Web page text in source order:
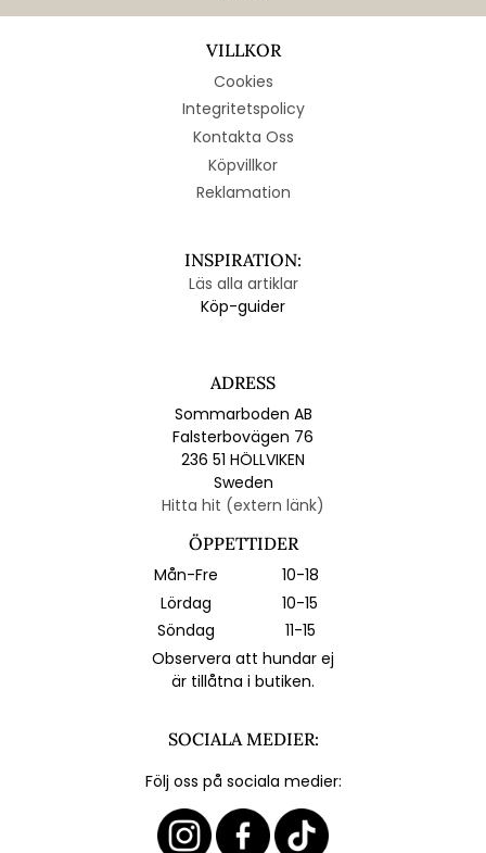
VILLKOR
Cookies
Integritetspolicy
Kontakta Oss
Köpvillkor
Reklamation
INSPIRATION:
Läs alla artiklar
Köp-guider
ADRESS
Sommarboden AB
Falsterbovägen 76
236 51 HÖLLVIKEN
Sweden
Hitta hit (extern länk)
ÖPPETTIDER
Mån-Fre
10-18
Lördag
10-15
Söndag
11-15
Observera att hundar ej
är tillåtna i butiken.
SOCIALA MEDIER:
Följ oss på sociala medier: